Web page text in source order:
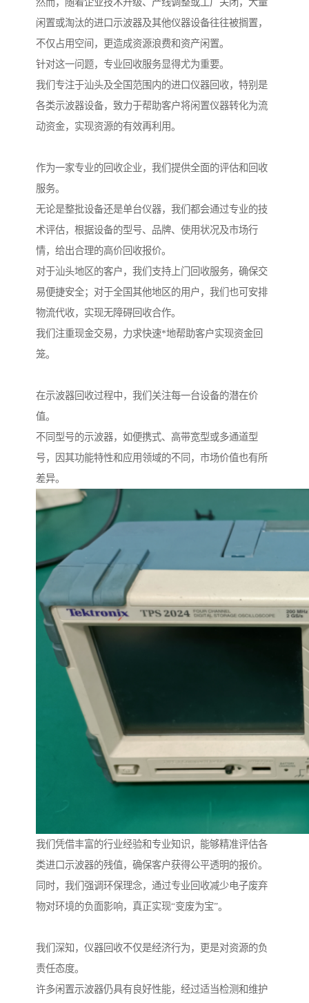
然而，随着企业技术升级、产线调整或工厂关闭，大量
闲置或淘汰的进口示波器及其他仪器设备往往被搁置，
不仅占用空间，更造成资源浪费和资产闲置。
针对这一问题，专业回收服务显得尤为重要。
我们专注于汕头及全国范围内的进口仪器回收，特别是
各类示波器设备，致力于帮助客户将闲置仪器转化为流
动资金，实现资源的有效再利用。
作为一家专业的回收企业，我们提供全面的评估和回收
服务。
无论是整批设备还是单台仪器，我们都会通过专业的技
术评估，根据设备的型号、品牌、使用状况及市场行
情，给出合理的高价回收报价。
对于汕头地区的客户，我们支持上门回收服务，确保交
易便捷安全；对于全国其他地区的用户，我们也可安排
物流代收，实现无障碍回收合作。
我们注重现金交易，力求快速*地帮助客户实现资金回
笼。
在示波器回收过程中，我们关注每一台设备的潜在价
值。
不同型号的示波器，如便携式、高带宽型或多通道型
号，因其功能特性和应用领域的不同，市场价值也有所
差异。
我们凭借丰富的行业经验和专业知识，能够精准评估各
类进口示波器的残值，确保客户获得公平透明的报价。
同时，我们强调环保理念，通过专业回收减少电子废弃
物对环境的负面影响，真正实现“变废为宝”。
我们深知，仪器回收不仅是经济行为，更是对资源的负
责任态度。
许多闲置示波器仍具有良好性能，经过适当检测和维护